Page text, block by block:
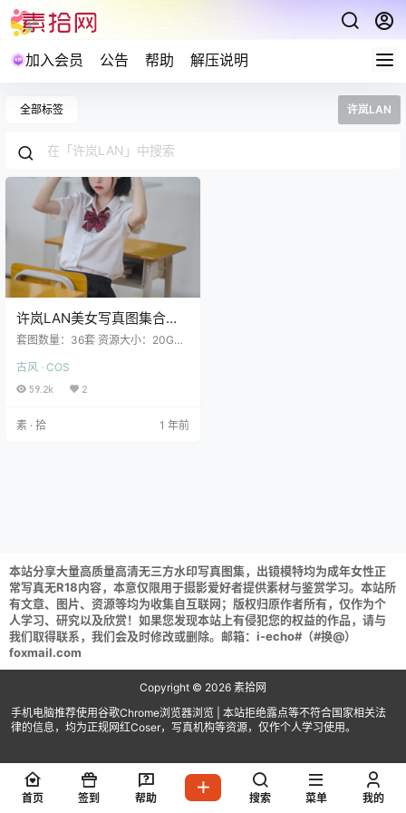
加入会员 公告 帮助 解压说明
全部标签 许岚LAN
许岚LAN美女写真图集合集
下载36套 20GB
套图数量：36套 资源大小：20GB
[28P 448M] 完整版菜单 许岚LAN
NO.035 醉酒OL [60P2V 760MB]
2V 875MB] 许岚LAN NO.032 粉色
古风 · COS
59.2k 2
素 · 拾 1 年前
本站分享大量高质量高清无三方水印写真图集，出镜模特均为成年女性正
常写真无R18内容，本意仅限用于摄影爱好者提供素材与鉴赏学习。本站所
有文章、图片、资源等均为收集自互联网；版权归原作者所有，仅作为个
人学习、研究以及欣赏！如果您发现本站上有侵犯您的权益的作品，请与
我们取得联系，我们会及时修改或删除。邮箱：i-echo#（#换@）
foxmail.com
Copyright © 2026 素拾网
手机电脑推荐使用谷歌Chrome浏览器浏览 | 本站拒绝露点等不符合国家相关法
律的信息，均为正规网红Coser，写真机构等资源，仅作个人学习使用。
首页 签到 帮助 搜索 菜单 我的